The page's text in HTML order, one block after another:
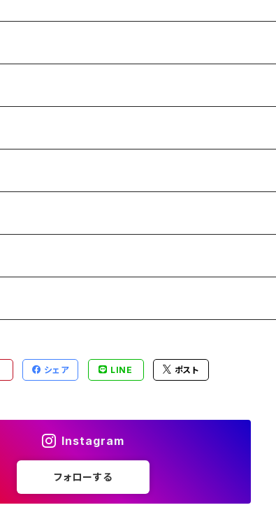
シェア LINE ポスト
Instagram
フォローする